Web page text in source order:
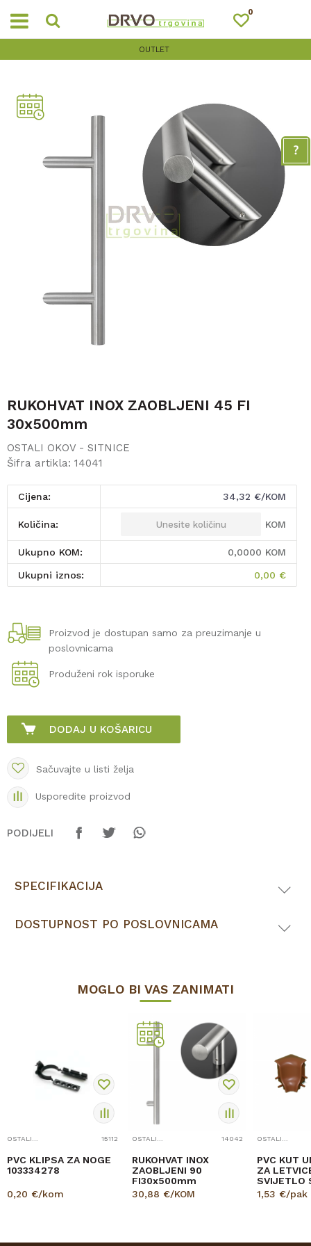
0
OUTLET
RUKOHVAT INOX ZAOBLJENI 45 FI
30x500mm
OSTALI OKOV - SITNICE
Šifra artikla: 14041
Cijena: 34,32 €/KOM
Količina: KOM
Ukupno KOM: 0,0000 KOM
Ukupni iznos: 0,00 €
Proizvod je dostupan samo za preuzimanje u
poslovnicama
Produženi rok isporuke
DODAJ U KOŠARICU
Sačuvajte u listi želja
Usporedite proizvod
PODIJELI
SPECIFIKACIJA
DOSTUPNOST PO POSLOVNICAMA
MOGLO BI VAS ZANIMATI
15112
PVC KLIPSA ZA NOGE
103334278
0,20 €/kom
14042
RUKOHVAT INOX
ZAOBLJENI 90
FI30x500mm
30,88 €/KOM
PVC KUT
ZA
SVIJETLO
1,53 €/pak